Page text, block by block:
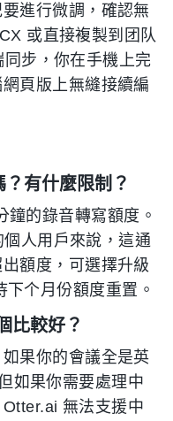
進行微調，確認無
或直接複製到团队
步，你在手機上完
頁版上無縫接續編
有什麼限制？
的錄音轉寫額度。
人用戶來說，這通
額度，可選擇升級
个月份額度重置。
比較好？
果你的會議全是英
如果你需要處理中
無法支援中